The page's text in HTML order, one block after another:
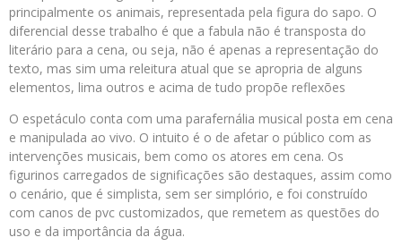
principalmente os animais, representada pela figura do sapo. O
diferencial desse trabalho é que a fabula não é transposta do
literário para a cena, ou seja, não é apenas a representação do
texto, mas sim uma releitura atual que se apropria de alguns
elementos, lima outros e acima de tudo propõe reflexões
O espetáculo conta com uma parafernália musical posta em cena
e manipulada ao vivo. O intuito é o de afetar o público com as
intervenções musicais, bem como os atores em cena. Os
figurinos carregados de significações são destaques, assim como
o cenário, que é simplista, sem ser simplório, e foi construído
com canos de pvc customizados, que remetem as questões do
uso e da importância da água.